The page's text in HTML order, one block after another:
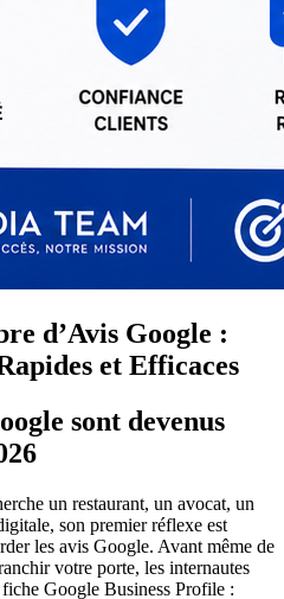
d’Avis Google :
et Efficaces
sont devenus
un restaurant, un avocat, un
son premier réflexe est
les avis Google. Avant même de
votre porte, les internautes
Google Business Profile :